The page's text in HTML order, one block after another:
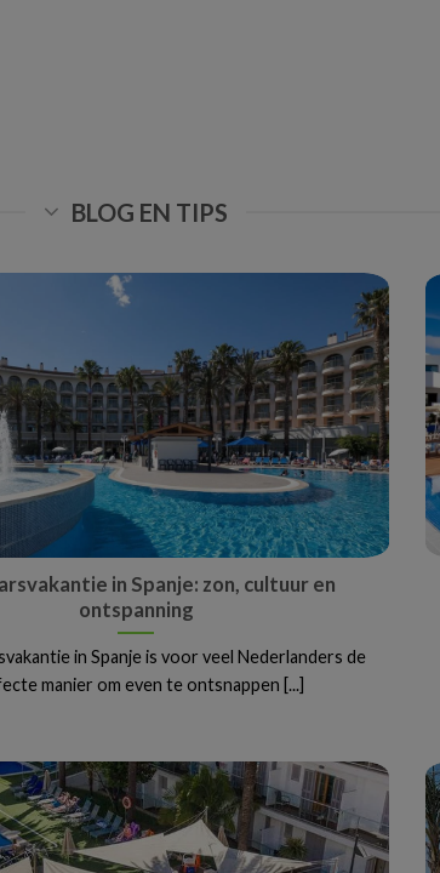
BLOG EN TIPS
in Spanje: zon, cultuur en
ontspanning
in Spanje is voor veel Nederlanders de
manier om even te ontsnappen [...]